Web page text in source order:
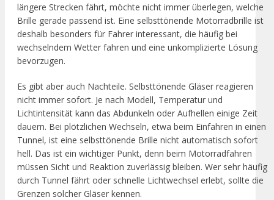
längere Strecken fährt, möchte nicht immer überlegen, welche
Brille gerade passend ist. Eine selbsttönende Motorradbrille ist
deshalb besonders für Fahrer interessant, die häufig bei
wechselndem Wetter fahren und eine unkomplizierte Lösung
bevorzugen.
Es gibt aber auch Nachteile. Selbsttönende Gläser reagieren
nicht immer sofort. Je nach Modell, Temperatur und
Lichtintensität kann das Abdunkeln oder Aufhellen einige Zeit
dauern. Bei plötzlichen Wechseln, etwa beim Einfahren in einen
Tunnel, ist eine selbsttönende Brille nicht automatisch sofort
hell. Das ist ein wichtiger Punkt, denn beim Motorradfahren
müssen Sicht und Reaktion zuverlässig bleiben. Wer sehr häufig
durch Tunnel fährt oder schnelle Lichtwechsel erlebt, sollte die
Grenzen solcher Gläser kennen.